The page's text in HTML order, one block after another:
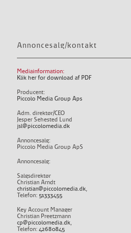
Annoncesalg/kontakt
Mediainformation:
Klik her for download af PDF
Producent:
Piccolo Media Group Aps
Adm. direktør/CEO
Jesper Sehested Lund
jsl@piccolomedia.dk
Annoncesalg:
Piccolo Media Group ApS
Annoncesalg:
Salgsdirektør
Christian Arndt
christian@piccolomedia.dk,
Telefon: 51333455
Key Account Manager
Christian Preetzmann
cp@piccolomedia.dk,
Telefon: 42680845